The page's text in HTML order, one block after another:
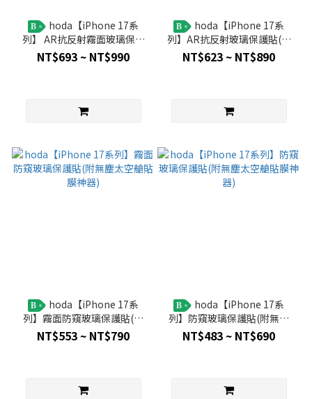
B
列】 AR抗反射霧面玻璃保護
貼(附無塵太空艙貼膜神器)
NT$693 ~ NT$990
B
列】AR抗反射玻璃保護貼(附
無塵太空艙貼膜神器)
NT$623 ~ NT$890
B
列】霧面防窺玻璃保護貼(附
無塵太空艙貼膜神器)
NT$553 ~ NT$790
B
列】防窺玻璃保護貼(附無塵
太空艙貼膜神器)
NT$483 ~ NT$690